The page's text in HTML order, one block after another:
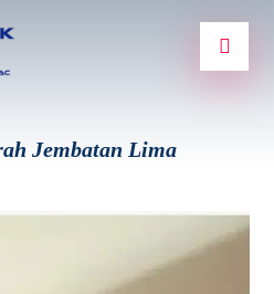
Jembatan Lima